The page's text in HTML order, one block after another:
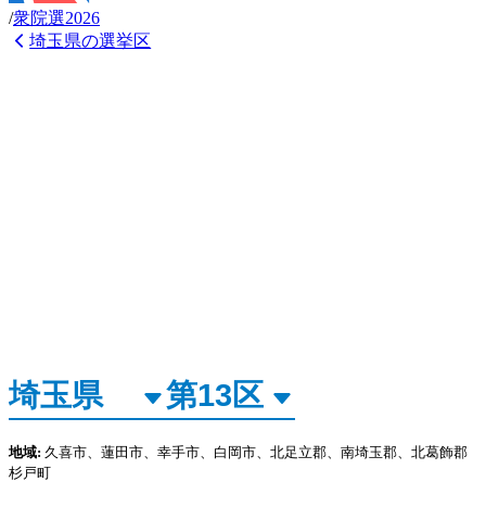
/衆院選2026
埼玉県の選挙区
地域: 久喜市、蓮田市、幸手市、白岡市、北足立郡、南埼玉郡、北葛飾郡
杉戸町